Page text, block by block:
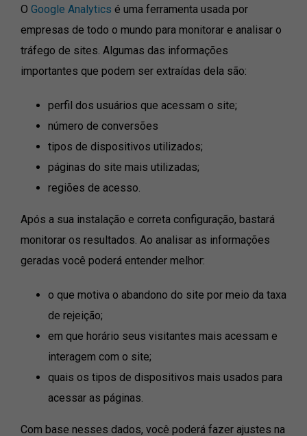
O Google Analytics é uma ferramenta usada por
empresas de todo o mundo para monitorar e analisar o
tráfego de sites. Algumas das informações
importantes que podem ser extraídas dela são:
perfil dos usuários que acessam o site;
número de conversões
tipos de dispositivos utilizados;
páginas do site mais utilizadas;
regiões de acesso.
Após a sua instalação e correta configuração, bastará
monitorar os resultados. Ao analisar as informações
geradas você poderá entender melhor:
o que motiva o abandono do site por meio da taxa
de rejeição;
em que horário seus visitantes mais acessam e
interagem com o site;
quais os tipos de dispositivos mais usados para
acessar as páginas.
Com base nesses dados, você poderá fazer ajustes na